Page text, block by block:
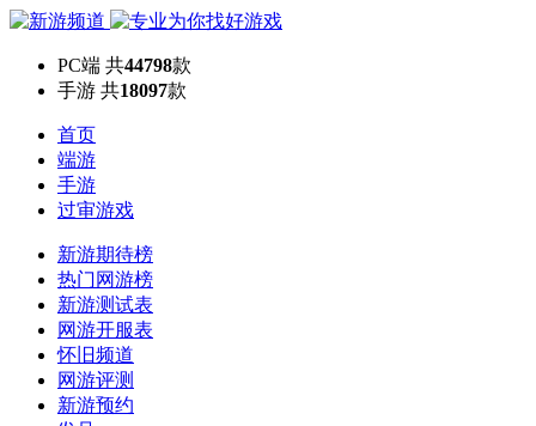
PC端 共44798款
手游 共18097款
首页
端游
手游
过审游戏
新游期待榜
热门网游榜
新游测试表
网游开服表
怀旧频道
网游评测
新游预约